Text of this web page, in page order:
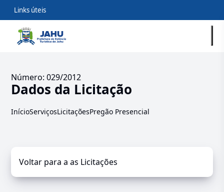
Links úteis
Número: 029/2012
Dados da Licitação
InícioServiçosLicitaçõesPregão Presencial
Voltar para a as Licitações